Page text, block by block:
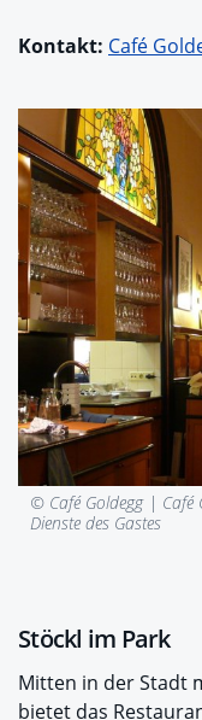
Kontakt: Café
© Café Goldegg | Café
Dienste des Gastes
Stöckl im Park
Mitten in der Stadt
bietet das